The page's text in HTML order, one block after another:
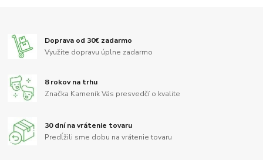
Doprava od 30€ zadarmo
Využite dopravu úplne zadarmo
8 rokov na trhu
Značka Kameník Vás presvedčí o kvalite
30 dní na vrátenie tovaru
Predĺžili sme dobu na vrátenie tovaru